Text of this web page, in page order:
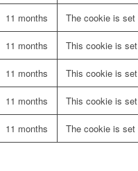
Künstlerbedarf
Infrarotpaneele
11 months The cookie is
11 months This cookie is
11 months This cookie is
11 months This cookie is
11 months The cookie is set